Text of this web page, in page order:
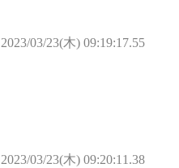
2023/03/23(木) 09:19:17.55
2023/03/23(木) 09:20:11.38